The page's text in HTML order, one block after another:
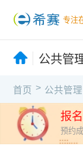
专注
公共管
首页 >
报
预约